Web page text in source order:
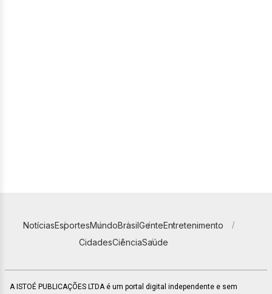
NotíciasEsportesMundoBrasilGenteEntretenimento
CidadesCiênciaSaúde
A ISTOÉ PUBLICAÇÕES LTDA é um portal digital independente e sem